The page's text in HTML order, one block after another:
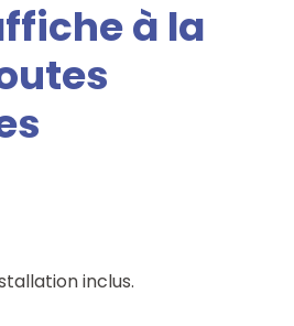
à la
inclus.